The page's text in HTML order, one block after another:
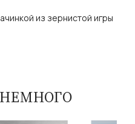
из зернистой игры